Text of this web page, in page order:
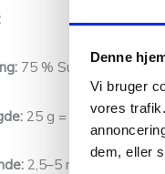
Denne
Vi bruger
vores
dem, eller
75 % Super Kid
25 g = ca. 212 m
2,5–5 mm (afhængigt